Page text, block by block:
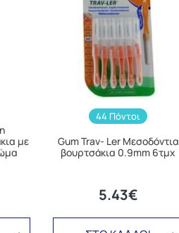
με
44 Πόντοι
Gum Trav- Ler Μεσοδόντια
βουρτσάκια 0.9mm 6τμχ
5.43€